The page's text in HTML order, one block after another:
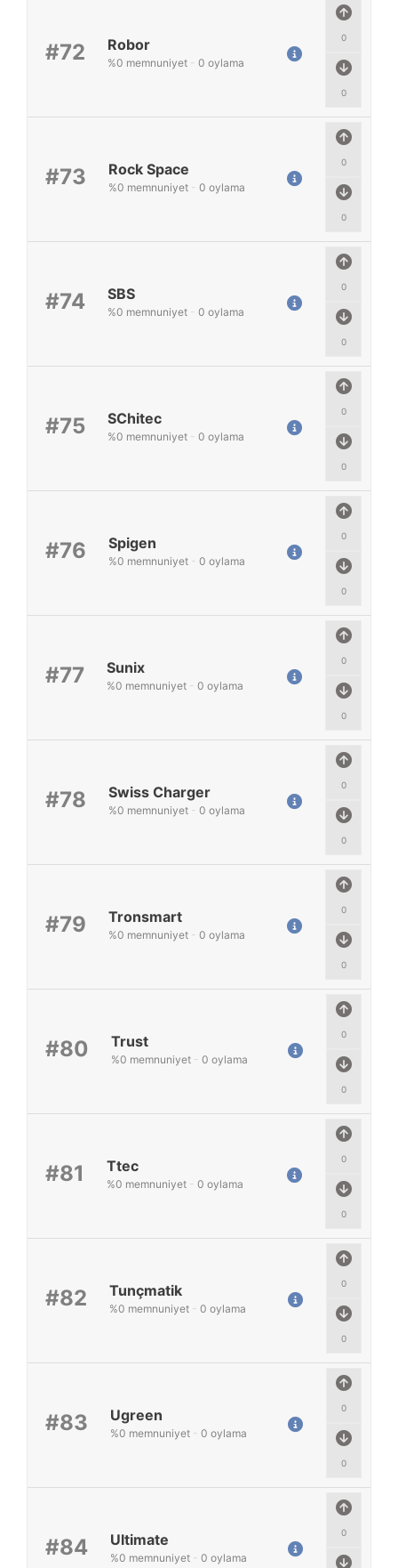
#72
0
0
Robor
%0 memnuniyet - 0 oylama
#73
0
0
Rock Space
%0 memnuniyet - 0 oylama
#74
0
0
SBS
%0 memnuniyet - 0 oylama
#75
0
0
SChitec
%0 memnuniyet - 0 oylama
#76
0
0
Spigen
%0 memnuniyet - 0 oylama
#77
0
0
Sunix
%0 memnuniyet - 0 oylama
#78
0
0
Swiss Charger
%0 memnuniyet - 0 oylama
#79
0
0
Tronsmart
%0 memnuniyet - 0 oylama
#80
0
0
Trust
%0 memnuniyet - 0 oylama
#81
0
0
Ttec
%0 memnuniyet - 0 oylama
#82
0
0
Tunçmatik
%0 memnuniyet - 0 oylama
#83
0
0
Ugreen
%0 memnuniyet - 0 oylama
#84
0
Ultimate
%0 memnuniyet - 0 oylama